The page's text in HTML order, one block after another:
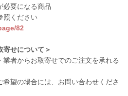
必要になる商品
照ください
82
寄せについて＞
者からお取寄せでのご注文を承れる
望の場合には、お問い合わせくださ